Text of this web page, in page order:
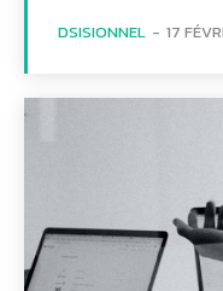
DSISIONNEL - 17